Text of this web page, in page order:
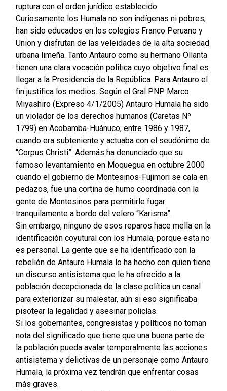
ruptura con el orden jurídico establecido.
Curiosamente los Humala no son indígenas ni pobres;
han sido educados en los colegios Franco Peruano y
Union y disfrutan de las veleidades de la alta sociedad
urbana limeña. Tanto Antauro como su hermano Ollanta
tienen una clara vocación política cuyo objetivo final es
llegar a la Presidencia de la República. Para Antauro el
fin justifica los medios. Según el Gral PNP Marco
Miyashiro (Expreso 4/1/2005) Antauro Humala ha sido
un violador de los derechos humanos (Caretas Nº
1799) en Acobamba-Huánuco, entre 1986 y 1987,
cuando era subteniente y actuaba con el seudónimo de
“Corpus Christi”. Además ha denunciado que su
famoso levantamiento en Moquegua en octubre 2000
cuando el gobierno de Montesinos-Fujimori se caía en
pedazos, fue una cortina de humo coordinada con la
gente de Montesinos para permitirle fugar
tranquilamente a bordo del velero “Karisma”.
Sin embargo, ninguno de esos reparos hace mella en la
identificación coyutural con los Humala, porque esta no
es personal. La gente que se ha identificado con la
rebelión de Antauro Humala lo ha hecho con quien tiene
un discurso antisistema que le ha ofrecido a la
población decepcionada de la clase política un canal
para exteriorizar su malestar, aún si eso significaba
pisotear la legalidad y asesinar policías.
Si los gobernantes, congresistas y políticos no toman
nota del significado que tiene que una buena parte de
la población pueda avalar temporalmente las acciones
antisistema y delictivas de un personaje como Antauro
Humala, la próxima vez tendrán que enfrentar cosas
más graves.